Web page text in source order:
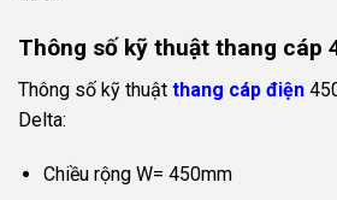
Thông số kỹ thuật thang cáp
Thông số kỹ thuật thang cáp điện
Delta:
Chiều rộng W= 450mm